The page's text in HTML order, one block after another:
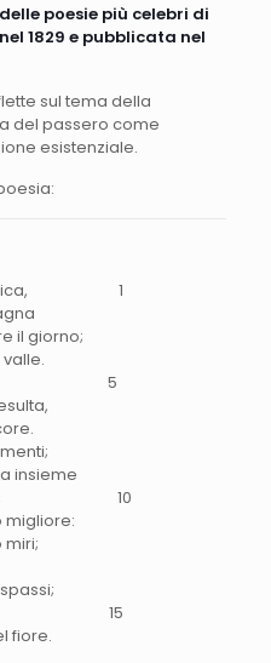
poesie più celebri di
1829 e pubblicata nel
sul tema della
del passero come
esistenziale.
, 1
il giorno;
5
insieme
giri, 10
migliore:
miri;
15
fiore.